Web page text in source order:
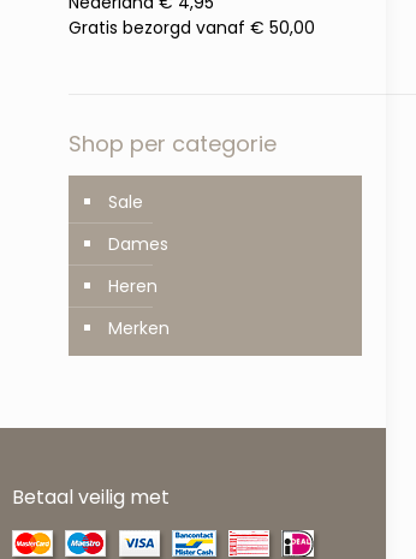
Gratis bezorgd vanaf € 50,00
Shop per categorie
Sale
Dames
Heren
Merken
Betaal veilig met